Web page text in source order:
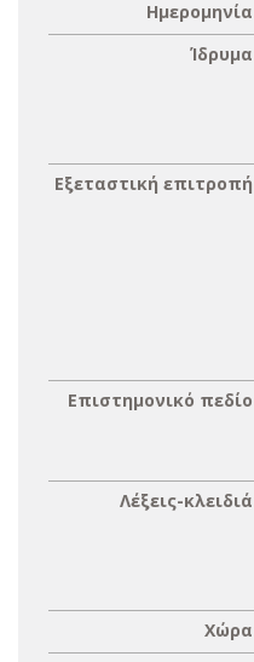
Ημερομηνία
Ίδρυμα
Εξεταστική επιτροπή
Επιστημονικό πεδίο
Λέξεις-κλειδιά
Χώρα